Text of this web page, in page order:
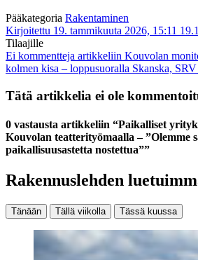
Pääkategoria Rakentaminen
Kirjoitettu 19. tammikuuta 2026, 15:11
Tilaajille
Ei kommentteja artikkeliin Kouvolan
kolmen kisa – loppusuoralla Skanska,
Tätä artikkelia ei ole
0 vastausta artikkeliin “Paikalliset
Kouvolan teatterityömaalla – ”Olemme
paikallisuusastetta nostettua””
Rakennuslehden
Tänään Tällä viikolla Tässä kuussa